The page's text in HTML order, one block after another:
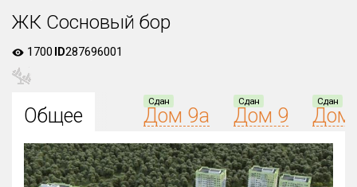
Все
Населённый пункт
Все
Район в городе
ЖК Сосновый бор
1700 ID287696001
Общее
Сдан
Дом 9а
Сдан
Дом 9
Сдан
Дом